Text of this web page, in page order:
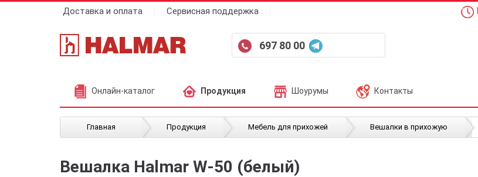
Доставка и оплата Сервисная поддержка
697 80 00
Онлайн-каталог Продукция Шоурумы Контакты
Главная / Продукция / Мебель для прихожей / Вешалки в прихожую /
Вешалка Halmar W-50 (белый)